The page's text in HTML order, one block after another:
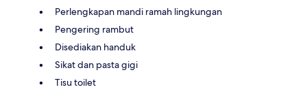
Perlengkapan mandi ramah lingkungan
Pengering rambut
Disediakan handuk
Sikat dan pasta gigi
Tisu toilet